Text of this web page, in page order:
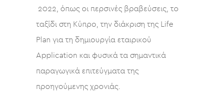
2022, όπως οι περσινές βραβεύσεις, το
ταξίδι στη Κύπρο, την διάκριση της Life
Plan για τη δημιουργία εταιρικού
Application και φυσικά τα σημαντικά
παραγωγικά επιτεύγματα της
προηγούμενης χρονιάς.